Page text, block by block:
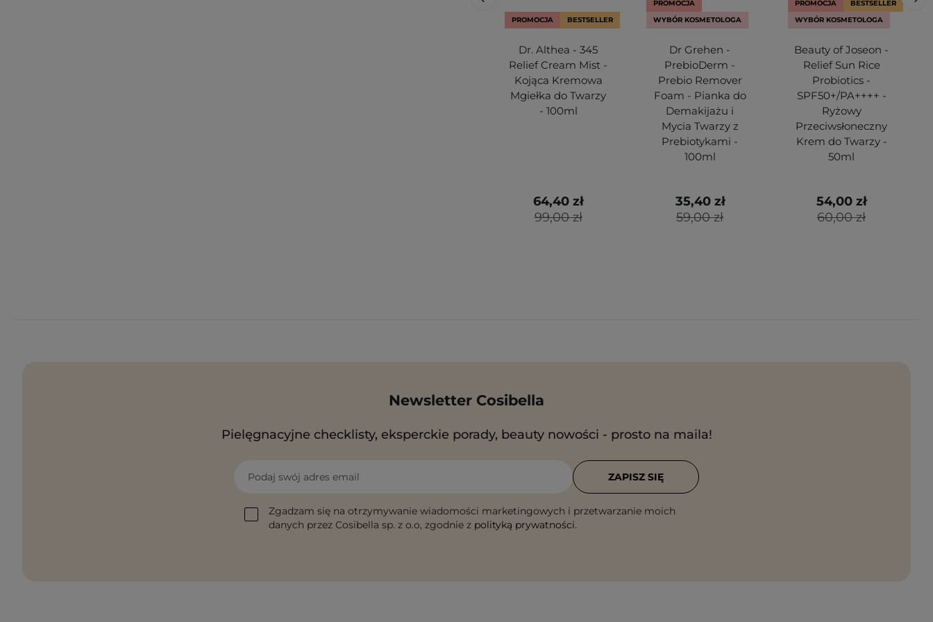
PROMOCJA BESTSELLER
Dr. Althea - 345
Relief Cream Mist -
Kojąca Kremowa
Mgiełka do Twarzy
- 100ml
99,00 zł
64,40 zł
PROMOCJA
WYBÓR KOSMETOLOGA
Dr Grehen -
PrebioDerm -
Prebio Remover
Foam - Pianka do
Demakijażu i
Mycia Twarzy z
Prebiotykami -
100ml
59,00 zł
35,40 zł
PROMOCJA
BESTSELLER
WYBÓR KOSMETOLOGA
Beauty of Joseon -
Relief Sun Rice
Probiotics -
SPF50+/PA++++ -
Ryżowy
Przeciwsłoneczny
Krem do Twarzy -
50ml
60,00 zł
54,00 zł
Newsletter Cosibella
Pielęgnacyjne checklisty, eksperckie porady, beauty nowości - prosto na maila!
Podaj swój adres email
Zgadzam się na otrzymywanie wiadomości marketingowych i przetwarzanie moich
danych przez Cosibella sp. z o.o, zgodnie z polityką prywatności.
ZAPISZ SIĘ